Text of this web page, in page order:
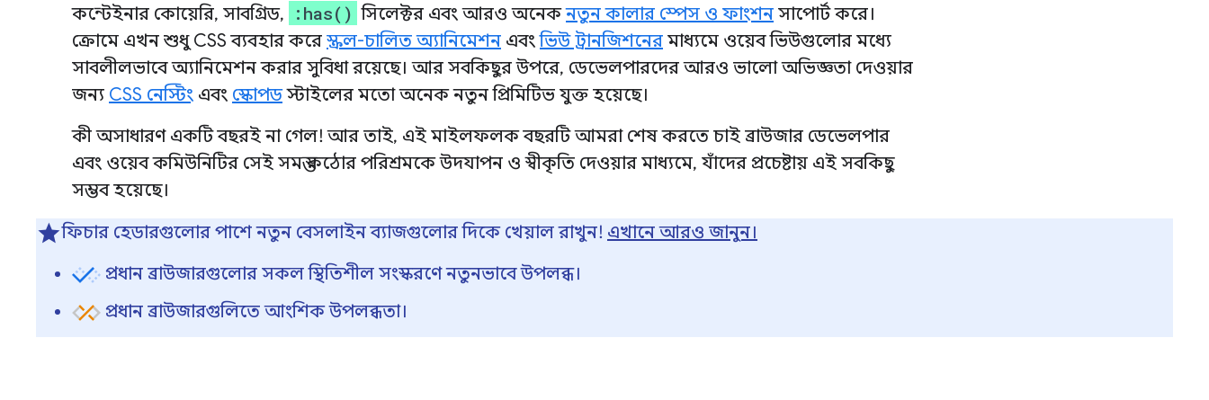
কন্টেইনার কোয়েরি, সাবগ্রিড, :has() সিলেক্টর এবং আরও অনেকনতুন কালার স্পেস ও ফাংশন সাপোর্ট করে।
ক্রোমে এখন শুধু CSS ব্যবহার করে স্ক্রল-চালিত অ্যানিমেশন এবংভিউ ট্রানজিশনের মাধ্যমে ওয়েব ভিউগুলোর মধ্যে
সাবলীলভাবে অ্যানিমেশন করার সুবিধা রয়েছে। আর সবকিছুর উপরে, ডেভেলপারদের আরও ভালো অভিজ্ঞতা দেওয়ার
জন্য CSS নেস্টিং এবং স্কোপডস্টাইলের মতো অনেক নতুন প্রিমিটিভ যুক্ত হয়েছে।
কী অসাধারণ একটি বছরই না গেল! আর তাই, এই মাইলফলক বছরটি আমরা শেষ করতে চাই ব্রাউজার ডেভেলপার
এবং ওয়েব কমিউনিটির সেই সমস্ত কঠোর পরিশ্রমকে উদযাপন ও স্বীকৃতি দেওয়ার মাধ্যমে, যাঁদের প্রচেষ্টায় এই সবকিছু
সম্ভব হয়েছে।
ফিচার হেডারগুলোর পাশে নতুন বেসলাইন ব্যাজগুলোর দিকে খেয়াল রাখুন! এখানে আরও জানুন।
প্রধান ব্রাউজারগুলোর সকল স্থিতিশীল সংস্করণে নতুনভাবে উপলব্ধ।
প্রধান ব্রাউজারগুলিতে আংশিক উপলব্ধতা।